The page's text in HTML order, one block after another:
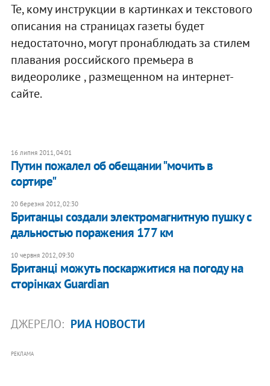
Те, кому инструкции в картинках и текстового
описания на страницах газеты будет
недостаточно, могут пронаблюдать за стилем
плавания российского премьера в
видеоролике , размещенном на интернет-
сайте.
16 липня 2011, 04:01
Путин пожалел об обещании "мочить в
сортире"
20 березня 2012, 02:30
Британцы создали электромагнитную пушку с
дальностью поражения 177 км
10 червня 2012, 09:30
Британці можуть поскаржитися на погоду на
сторінках Guardian
ДЖЕРЕЛО: РИА НОВОСТИ
РЕКЛАМА